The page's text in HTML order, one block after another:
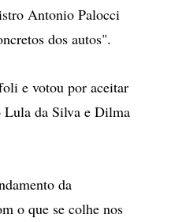
Antonio Palocci
dos autos".
e votou por aceitar
Lula da Silva e Dilma
da
o que se colhe nos